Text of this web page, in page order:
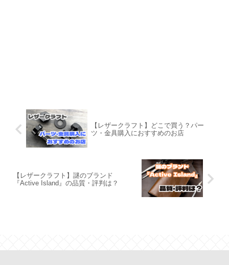
【レザークラフト】どこで買う？パー
ツ・金具購入におすすめのお店
【レザークラフト】謎のブランド
『Active Island』の品質・評判は？